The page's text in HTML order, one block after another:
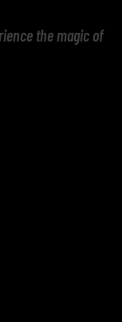
the magic of